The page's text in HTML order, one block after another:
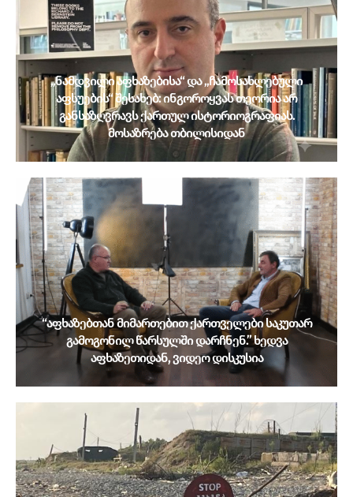
„ნამდვილი აფხაზებისა“ და „ჩამოსახლებული
აფსუების“ შესახებ: ინგოროყვას თეორია არ
განსაზღვრავს ქართულ ისტორიოგრაფიას.
მოსაზრება თბილისიდან
“აფხაზებთან მიმართებით ქართველები საკუთარ
გამოგონილ წარსულში დარჩნენ.” ხედვა
აფხაზეთიდან, ვიდეო დისკუსია